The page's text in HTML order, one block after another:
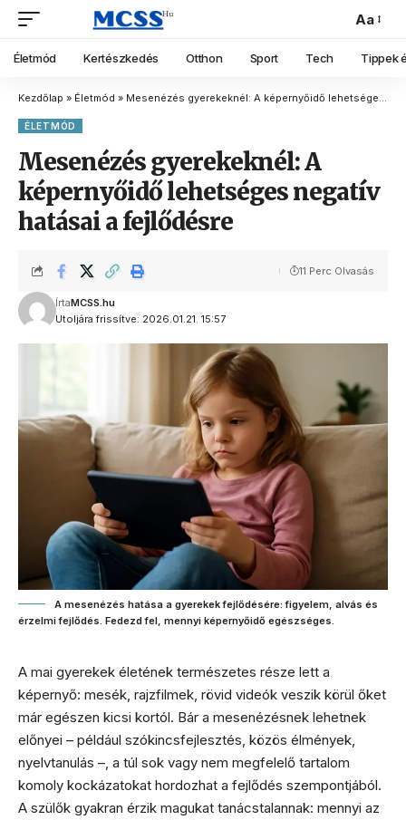
Aa
Életmód Kertészkedés Otthon Sport Tech Tippek
Kezdőlap » Életmód » Mesenézés gyerekeknél: A képernyőidő lehetséges negatív hatásai a fejlődésre
ÉLETMÓD
Mesenézés gyerekeknél: A
képernyőidő lehetséges negatív
hatásai a fejlődésre
Utoljára frissítve: 2026.01.21. 15:57
ÍrtaMCSS.hu
11 Perc Olvasás
A mesenézés hatása a gyerekek fejlődésére: figyelem, alvás és
érzelmi fejlődés. Fedezd fel, mennyi képernyőidő egészséges.
A mai gyerekek életének természetes része lett a
képernyő: mesék, rajzfilmek, rövid videók veszik körül őket
már egészen kicsi kortól. Bár a mesenézésnek lehetnek
előnyei – például szókincsfejlesztés, közös élmények,
nyelvtanulás –, a túl sok vagy nem megfelelő tartalom
komoly kockázatokat hordozhat a fejlődés szempontjából.
A szülők gyakran érzik magukat tanácstalannak: mennyi az